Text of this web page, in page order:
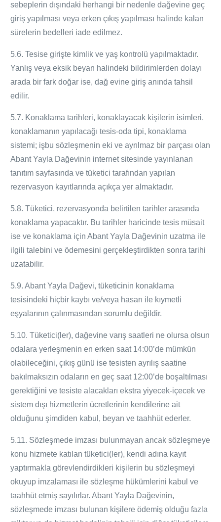
sebeplerin dışındaki herhangi bir nedenle dağevine geç
giriş yapılması veya erken çıkış yapılması halinde kalan
sürelerin bedelleri iade edilmez.
5.6. Tesise girişte kimlik ve yaş kontrolü yapılmaktadır.
Yanlış veya eksik beyan halindeki bildirimlerden dolayı
arada bir fark doğar ise, dağ evine giriş anında tahsil
edilir.
5.7. Konaklama tarihleri, konaklayacak kişilerin isimleri,
konaklamanın yapılacağı tesis-oda tipi, konaklama
sistemi; işbu sözleşmenin eki ve ayrılmaz bir parçası olan
Abant Yayla Dağevinin internet sitesinde yayınlanan
tanıtım sayfasında ve tüketici tarafından yapılan
rezervasyon kayıtlarında açıkça yer almaktadır.
5.8. Tüketici, rezervasyonda belirtilen tarihler arasında
konaklama yapacaktır. Bu tarihler haricinde tesis müsait
ise ve konaklama için Abant Yayla Dağevinin uzatma ile
ilgili talebini ve ödemesini gerçekleştirdikten sonra tarihi
uzatabilir.
5.9. Abant Yayla Dağevi, tüketicinin konaklama
tesisindeki hiçbir kaybı ve/veya hasarı ile kıymetli
eşyalarının çalınmasından sorumlu değildir.
5.10. Tüketici(ler), dağevine varış saatleri ne olursa olsun
odalara yerleşmenin en erken saat 14:00’de mümkün
olabileceğini, çıkış günü ise tesisten ayrılış saatine
bakılmaksızın odaların en geç saat 12:00’de boşaltılması
gerektiğini ve tesiste alacakları ekstra yiyecek-içecek ve
sistem dışı hizmetlerin ücretlerinin kendilerine ait
olduğunu şimdiden kabul, beyan ve taahhüt ederler.
5.11. Sözleşmede imzası bulunmayan ancak sözleşmeye
konu hizmete katılan tüketici(ler), kendi adına kayıt
yaptırmakla görevlendirdikleri kişilerin bu sözleşmeyi
okuyup imzalaması ile sözleşme hükümlerini kabul ve
taahhüt etmiş sayılırlar. Abant Yayla Dağevinin,
sözleşmede imzası bulunan kişilere ödemiş olduğu fazla